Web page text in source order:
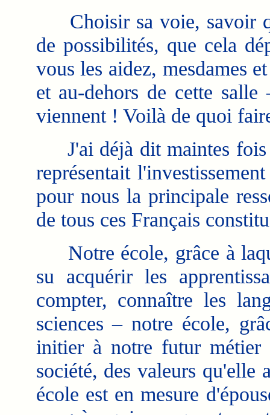
Choisir sa voie, savoir
de possibilités, que cela
vous les aidez, mesdames
et au-dehors de cette
viennent ! Voilà de quoi
J'ai déjà dit maintes fois
représentait
pour nous la principale
de tous ces Français
Notre école, grâce à
su acquérir les
compter, connaître les
sciences – notre école,
initier à notre futur métier
société, des valeurs qu'elle
école est en mesure